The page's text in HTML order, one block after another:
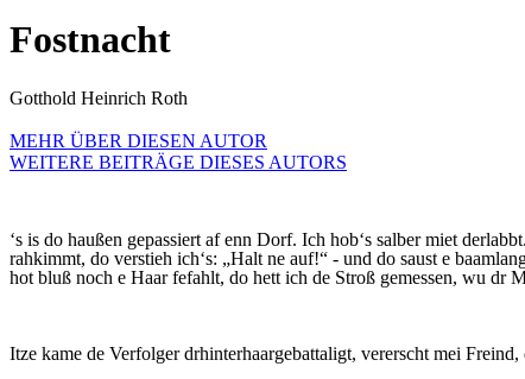
Fostnacht
Gotthold Heinrich Roth
MEHR ÜBER DIESEN AUTOR
WEITERE BEITRÄGE DIESES AUTORS
‘s is do haußen gepassiert af enn Dorf. Ich hob‘s salber miet
rahkimmt, do verstieh ich‘s: „Halt ne auf!“ - und do saust e
hot bluß noch e Haar fefahlt, do hett ich de Stroß gemessen, wu dr
Itze kame de Verfolger drhinterhaargebattaligt, vererscht mei